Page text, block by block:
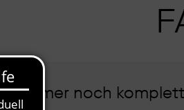
immer noch